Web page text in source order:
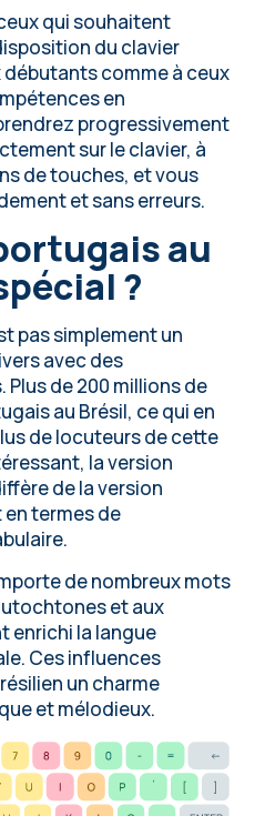
qui souhaitent
du clavier
comme à ceux
en
progressivement
sur le clavier, à
de touches, et vous
et sans erreurs.
au
?
pas simplement un
avec des
de 200 millions de
au Brésil, ce qui en
de locuteurs de cette
la version
de la version
termes de
de nombreux mots
et aux
enrichi la langue
Ces influences
un charme
et mélodieux.